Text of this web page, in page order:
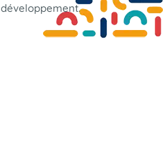
développement.